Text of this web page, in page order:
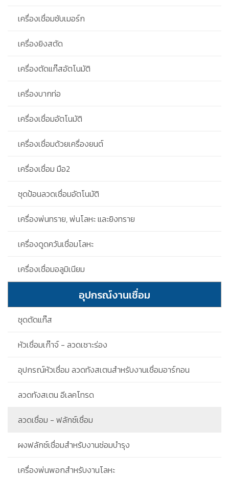
เครื่องเชื่อมซับเมอร์ก
เครื่องยิงสตัด
เครื่องตัดแก๊สอัตโนมัติ
เครื่องบากท่อ
เครื่องเชื่อมอัตโนมัติ
เครื่องเชื่อมด้วยเครื่องยนต์
เครื่องเชื่อม มือ2
ชุดป้อนลวดเชื่อมอัตโนมัติ
เครื่องพ่นทราย, พ่นโลหะ และยิงทราย
เครื่องดูดควันเชื่อมโลหะ
เครื่องเชื่อมอลูมิเนียม
อุปกรณ์งานเชื่อม
ชุดตัดแก๊ส
หัวเชื่อมเก๊าจ์ - ลวดเซาะร่อง
อุปกรณ์หัวเชื่อม ลวดทังสเตนสำหรับงานเชื่อมอาร์กอน
ลวดทังสเตน อีเลคโทรด
ลวดเชื่อม - ฟลักซ์เชื่อม
ผงฟลักซ์เชื่อมสำหรับงานซ่อมบำรุง
เครื่องพ่นพอกสำหรับงานโลหะ